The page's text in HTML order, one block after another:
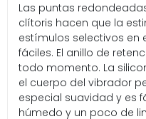
Las puntas
clítoris hacen que la
estímulos selectivos en
fáciles. El anillo de
todo momento. La
el cuerpo del vibrador
especial suavidad y es
húmedo y un poco de